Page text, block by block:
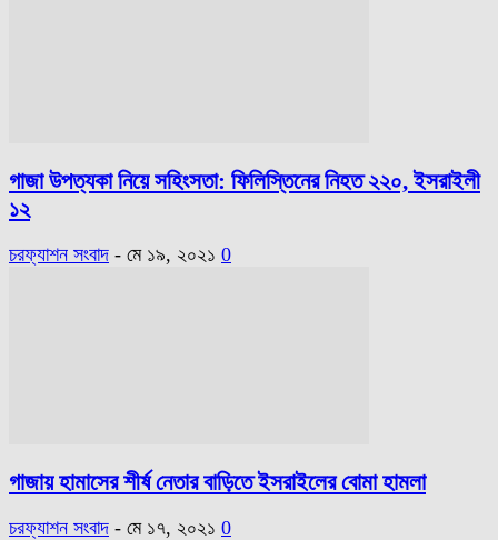
গাজা উপত্যকা নিয়ে সহিংসতা: ফিলিস্তিনের নিহত ২২০, ইসরাইলী
১২
চরফ্যাশন সংবাদ - মে ১৯, ২০২১ 0
গাজায় হামাসের শীর্ষ নেতার বাড়িতে ইসরাইলের বোমা হামলা
চরফ্যাশন সংবাদ - মে ১৭, ২০২১ 0